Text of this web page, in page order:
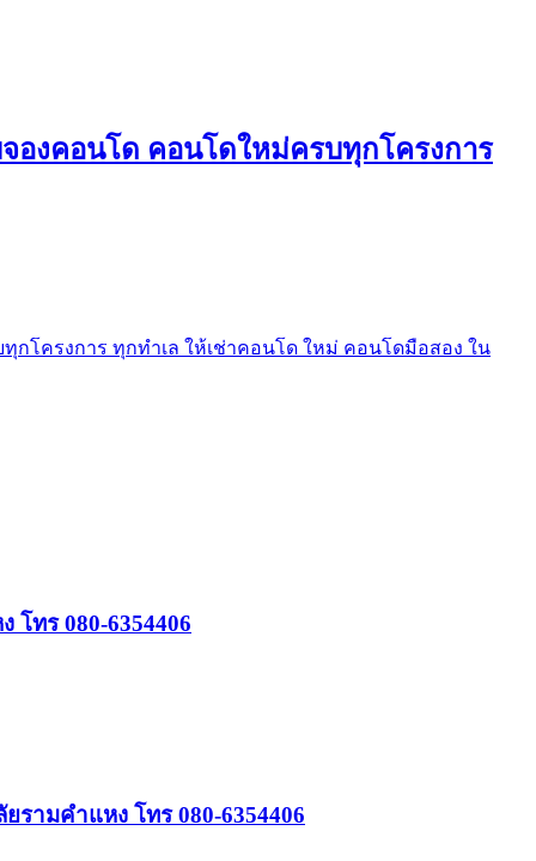
องคอนโด คอนโดใหม่ครบทุกโครงการ
โครงการ ทุกทำเล ให้เช่าคอนโด ใหม่ คอนโดมือสอง ใน
ทร 080-6354406
ามคำแหง โทร 080-6354406